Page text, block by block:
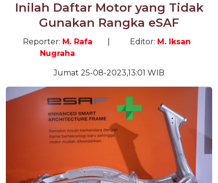
Inilah Daftar Motor yang Tidak
Gunakan Rangka eSAF
Reporter: M. Rafa
Nugraha
Editor: M. Iksan
Jumat 25-08-2023,13:01 WIB